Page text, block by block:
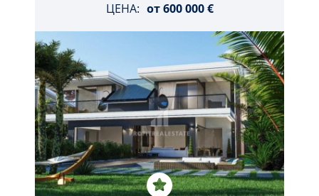
ЦЕНА: от600 000 €